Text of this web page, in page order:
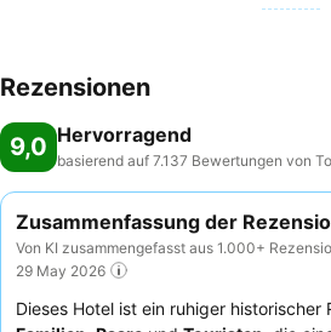
Rezensionen
9,0 Hervorragend
basierend auf 7.137 Bewertungen von
Zusammenfassung der
Von KI zusammengefasst aus 1.000+
29 May 2026
Dieses Hotel ist ein ruhiger